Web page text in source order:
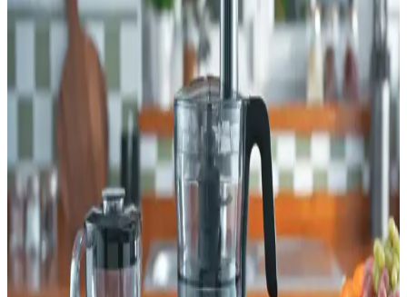
Karaca Mutfak Robotları Karşılaştırması: Güç,
Fonksiyon ve Kullanıcı Yorumları
Karaca Mastermaid ve Pro-Multimax mutfak robotlarının güç,
fonksiyon ve dayanıklılık açısından karşılaştırmasıyla, kullanıcı
memnuniyetini ve ürünlerin avantajlarını keşfedin.
Arnica Prokit 444 Plus ve Karaca Mastermaid
Power Mutfak Robotları Karşılaştırması
İki mutfak robotu detaylı karşılaştırmasıyla, motor gücü,
fonksiyonlar ve kullanıcı geri bildirimleriyle en uygun seçimi
yapmanıza yardımcı olur.
Arzum Hestia Multi Blender ve Karaca Multimax
6'lı Çok Amaçlı Mutfak Robotu Karşılaştırması